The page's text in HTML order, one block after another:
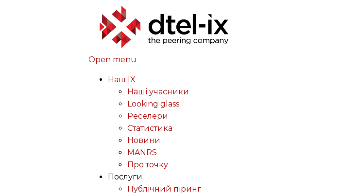
Open menu
Наш IX
Наші учасники
Looking glass
Реселери
Статистика
Новини
MANRS
Про точку
Послуги
Публічний піринг